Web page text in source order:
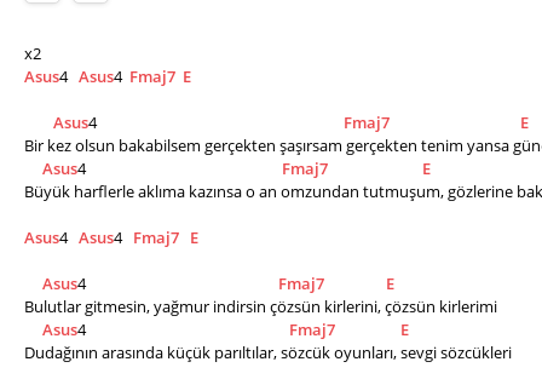
x2
Asus4 Asus4 Fmaj7 E
Asus4 Fmaj7
E
Bir kez olsun bakabilsem gerçekten şaşırsam gerçekten tenim yansa
Asus4 Fmaj7
E
Büyük harflerle aklıma kazınsa o an omzundan tutmuşum, gözlerine
Asus4 Asus4 Fmaj7 E
Asus4 Fmaj7
E
Bulutlar gitmesin, yağmur indirsin çözsün kirlerini, çözsün kirlerimi
Asus4 Fmaj7
E
Dudağının arasında küçük parıltılar, sözcük oyunları, sevgi sözcükleri